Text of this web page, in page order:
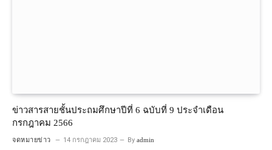
ข่าวสารสายชั้นประถมศึกษาปีที่ 6 ฉบับที่ 9 ประจำเดือน
กรกฎาคม 2566
จดหมายข่าว 14 กรกฎาคม 2023 By admin